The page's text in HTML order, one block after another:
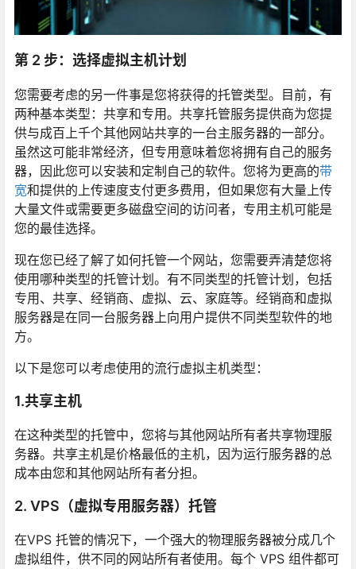
第 2 步：选择虚拟主机计划
您需要考虑的另一件事是您将获得的托管类型。目前，有
两种基本类型：共享和专用。共享托管服务提供商为您提
供与成百上千个其他网站共享的一台主服务器的一部分。
虽然这可能非常经济，但专用意味着您将拥有自己的服务
器，因此您可以安装和定制自己的软件。您将为更高的带
宽和提供的上传速度支付更多费用，但如果您有大量上传
大量文件或需要更多磁盘空间的访问者，专用主机可能是
您的最佳选择。
现在您已经了解了如何托管一个网站，您需要弄清楚您将
使用哪种类型的托管计划。有不同类型的托管计划，包括
专用、共享、经销商、虚拟、云、家庭等。经销商和虚拟
服务器是在同一台服务器上向用户提供不同类型软件的地
方。
以下是您可以考虑使用的流行虚拟主机类型：
1.共享主机
在这种类型的托管中，您将与其他网站所有者共享物理服
务器。共享主机是价格最低的主机，因为运行服务器的总
成本由您和其他网站所有者分担。
2. VPS（虚拟专用服务器）托管
在VPS 托管的情况下，一个强大的物理服务器被分成几个
虚拟组件，供不同的网站所有者使用。每个 VPS 组件都可